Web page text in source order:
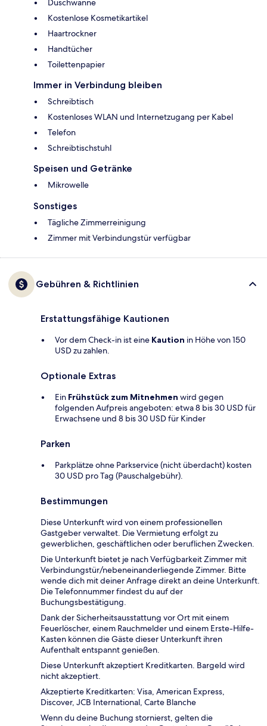
Duschwanne
Kostenlose Kosmetikartikel
Haartrockner
Handtücher
Toilettenpapier
Immer in Verbindung bleiben
Schreibtisch
Kostenloses WLAN und Internetzugang per Kabel
Telefon
Schreibtischstuhl
Speisen und Getränke
Mikrowelle
Sonstiges
Tägliche Zimmerreinigung
Zimmer mit Verbindungstür verfügbar
Gebühren & Richtlinien
Erstattungsfähige Kautionen
Vor dem Check-in ist eine Kaution in Höhe von 150
USD zu zahlen.
Optionale Extras
Ein Frühstück zum Mitnehmen wird gegen
folgenden Aufpreis angeboten: etwa 8 bis 30 USD für
Erwachsene und 8 bis 30 USD für Kinder
Parken
Parkplätze ohne Parkservice (nicht überdacht) kosten
30 USD pro Tag (Pauschalgebühr).
Bestimmungen
Diese Unterkunft wird von einem professionellen
Gastgeber verwaltet. Die Vermietung erfolgt zu
gewerblichen, geschäftlichen oder beruflichen Zwecken.
Die Unterkunft bietet je nach Verfügbarkeit Zimmer mit
Verbindungstür/nebeneinanderliegende Zimmer. Bitte
wende dich mit deiner Anfrage direkt an deine Unterkunft.
Die Telefonnummer findest du auf der
Buchungsbestätigung.
Dank der Sicherheitsausstattung vor Ort mit einem
Feuerlöscher, einem Rauchmelder und einem Erste-Hilfe-
Kasten können die Gäste dieser Unterkunft ihren
Aufenthalt entspannt genießen.
Diese Unterkunft akzeptiert Kreditkarten. Bargeld wird
nicht akzeptiert.
Akzeptierte Kreditkarten: Visa, American Express,
Discover, JCB International, Carte Blanche
Wenn du deine Buchung stornierst, gelten die